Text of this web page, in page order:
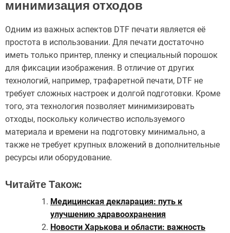
минимизация отходов
Одним из важных аспектов DTF печати является её
простота в использовании. Для печати достаточно
иметь только принтер, пленку и специальный порошок
для фиксации изображения. В отличие от других
технологий, например, трафаретной печати, DTF не
требует сложных настроек и долгой подготовки. Кроме
того, эта технология позволяет минимизировать
отходы, поскольку количество используемого
материала и времени на подготовку минимально, а
также не требует крупных вложений в дополнительные
ресурсы или оборудование.
Читайте Також:
Медицинская декларация: путь к
улучшению здравоохранения
Новости Харькова и области: важность